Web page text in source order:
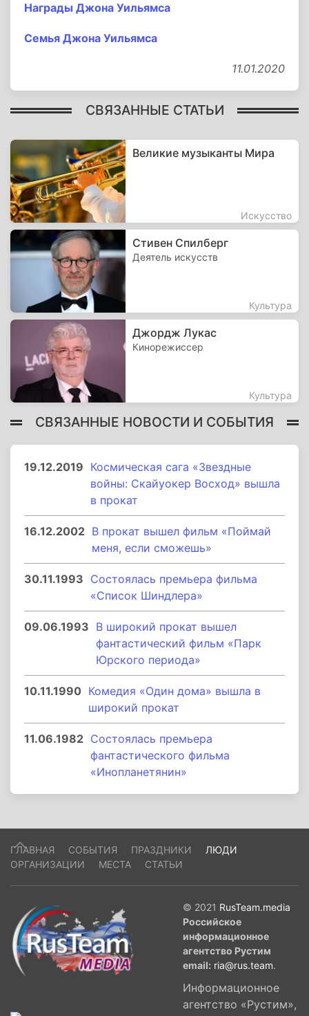
Награды Джона Уильямса
Семья Джона Уильямса
11.01.2020
СВЯЗАННЫЕ СТАТЬИ
Великие музыканты Мира
Искусство
Стивен Спилберг
Деятель искусств
Культура
Джордж Лукас
Кинорежиссер
Культура
СВЯЗАННЫЕ НОВОСТИ И СОБЫТИЯ
19.12.2019 Космическая сага «Звездные
войны: Скайуокер Восход» вышла
в прокат
16.12.2002 В прокат вышел фильм «Поймай
меня, если сможешь»
30.11.1993 Состоялась премьера фильма
«Список Шиндлера»
09.06.1993 В широкий прокат вышел
фантастический фильм «Парк
Юрского периода»
10.11.1990 Комедия «Один дома» вышла в
широкий прокат
11.06.1982 Состоялась премьера
фантастического фильма
«Инопланетянин»
ГЛАВНАЯ СОБЫТИЯ ПРАЗДНИКИ
ЛЮДИ
ОРГАНИЗАЦИИ
МЕСТА СТАТЬИ
© 2021 RusTeam.media
Российское
информационное
агентство Рустим
email: ria@rus.team.
Информационное
агентство «Рустим»,